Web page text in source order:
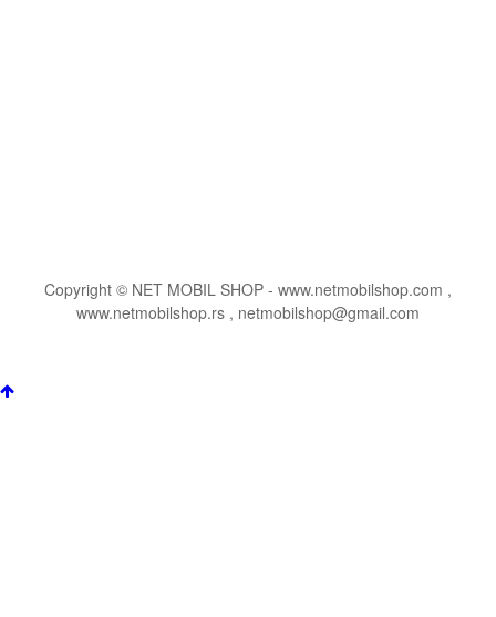
Copyright © NET MOBIL SHOP - www.netmobilshop.com ,
www.netmobilshop.rs , netmobilshop@gmail.com